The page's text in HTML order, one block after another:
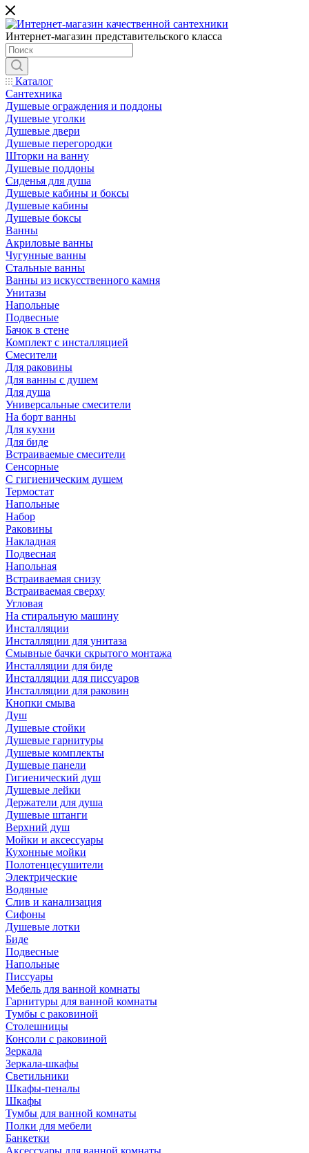
Интернет-магазин представительского класса
Каталог
Сантехника
Душевые ограждения и поддоны
Душевые уголки
Душевые двери
Душевые перегородки
Шторки на ванну
Душевые поддоны
Сиденья для душа
Душевые кабины и боксы
Душевые кабины
Душевые боксы
Ванны
Акриловые ванны
Чугунные ванны
Стальные ванны
Ванны из искусственного камня
Унитазы
Напольные
Подвесные
Бачок в стене
Комплект с инсталляцией
Смесители
Для раковины
Для ванны с душем
Для душа
Универсальные смесители
На борт ванны
Для кухни
Для биде
Встраиваемые смесители
Сенсорные
С гигиеническим душем
Термостат
Напольные
Набор
Раковины
Накладная
Подвесная
Напольная
Встраиваемая снизу
Встраиваемая сверху
Угловая
На стиральную машину
Инсталляции
Инсталляции для унитаза
Смывные бачки скрытого монтажа
Инсталляции для биде
Инсталляции для писсуаров
Инсталляции для раковин
Кнопки смыва
Душ
Душевые стойки
Душевые гарнитуры
Душевые комплекты
Душевые панели
Гигиенический душ
Душевые лейки
Держатели для душа
Душевые штанги
Верхний душ
Мойки и аксессуары
Кухонные мойки
Полотенцесушители
Электрические
Водяные
Слив и канализация
Сифоны
Душевые лотки
Биде
Подвесные
Напольные
Писсуары
Мебель для ванной комнаты
Гарнитуры для ванной комнаты
Тумбы с раковиной
Столешницы
Консоли с раковиной
Зеркала
Зеркала-шкафы
Светильники
Шкафы-пеналы
Шкафы
Тумбы для ванной комнаты
Полки для мебели
Банкетки
Аксессуары для ванной комнаты